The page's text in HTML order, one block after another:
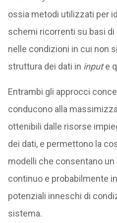
ossia metodi utilizzati per
schemi ricorrenti su basi
nelle condizioni in cui non
struttura dei dati in inpute
Entrambi gli approcci
conducono alla
ottenibili dalle risorse
dei dati, e permettono la
modelli che consentano
continuo e probabilmente
potenziali inneschi di
sistema.